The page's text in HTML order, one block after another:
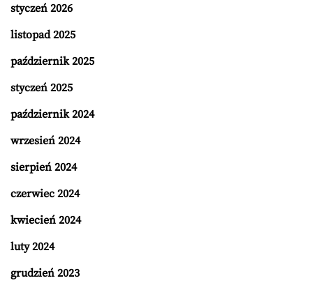
styczeń 2026
listopad 2025
październik 2025
styczeń 2025
październik 2024
wrzesień 2024
sierpień 2024
czerwiec 2024
kwiecień 2024
luty 2024
grudzień 2023